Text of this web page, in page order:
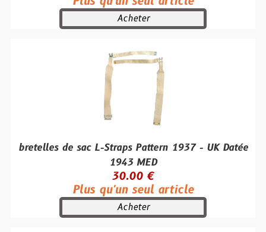
Acheter
bretelles de sac L-Straps Pattern 1937 - UK Datée
1943 MED
30.00 €
Plus qu'un seul article
Acheter